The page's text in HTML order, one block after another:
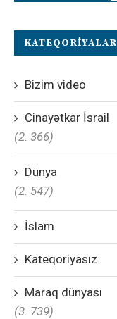
KATEQORIYALAR
Bizim video
Cinayətkar İsrail
(2. 366)
Dünya
(2. 547)
İslam
Kateqoriyasız
Maraq dünyası
(3. 739)